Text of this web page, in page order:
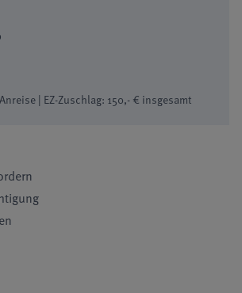
| EZ-Zuschlag: 150,- € insgesamt